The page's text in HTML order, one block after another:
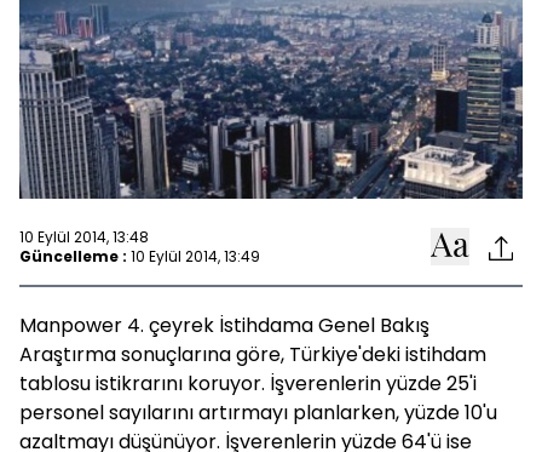
10 Eylül 2014, 13:48
Güncelleme : 10 Eylül 2014, 13:49
Manpower 4. çeyrek İstihdama Genel Bakış
Araştırma sonuçlarına göre, Türkiye'deki istihdam
tablosu istikrarını koruyor. İşverenlerin yüzde 25'i
personel sayılarını artırmayı planlarken, yüzde 10'u
azaltmayı düşünüyor. İşverenlerin yüzde 64'ü ise